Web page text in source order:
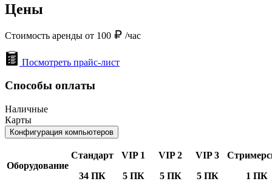
Цены
Стоимость аренды от 100 /час
Посмотреть прайс-лист
Способы оплаты
Наличные
Карты
Конфигурация компьютеров
Оборудование
Стандарт
34 ПК
VIP 1
5 ПК
VIP 2
5 ПК
VIP 3
5 ПК
1 ПК